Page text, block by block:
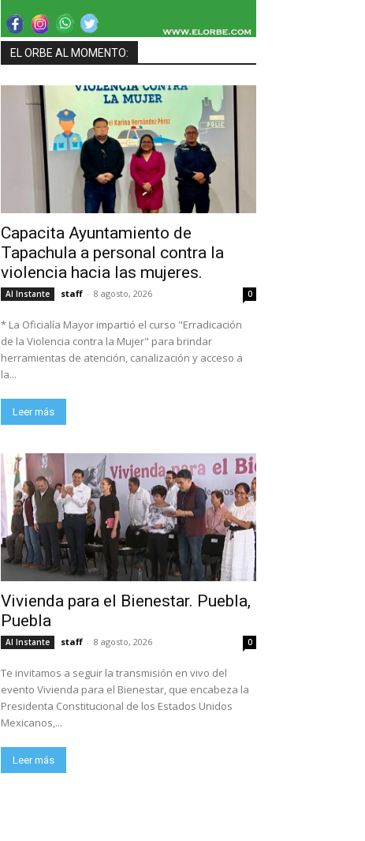
EL ORBE AL MOMENTO:
Capacita Ayuntamiento de
Tapachula a personal contra la
violencia hacia las mujeres.
Al Instante staff - 8 agosto, 2026 0
* La Oficialía Mayor impartió el curso "Erradicación
de la Violencia contra la Mujer" para brindar
herramientas de atención, canalización y acceso a
la...
Leer más
Vivienda para el Bienestar. Puebla,
Puebla
Al Instante staff - 8 agosto, 2026 0
Te invitamos a seguir la transmisión en vivo del
evento Vivienda para el Bienestar, que encabeza la
Presidenta Constitucional de los Estados Unidos
Mexicanos,...
Leer más